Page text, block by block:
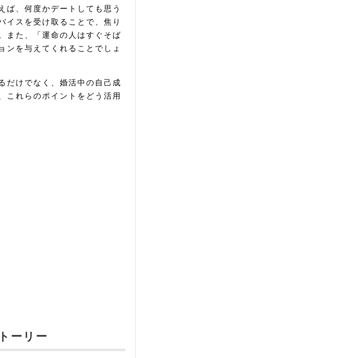
ば、何度かデートしても思う
イスを受け取ることで、焦り
また、「運命の人はすぐそば
ンを与えてくれることでしょ
だけでなく、婚活中の自己成
これらのポイントをどう活用
ーリー